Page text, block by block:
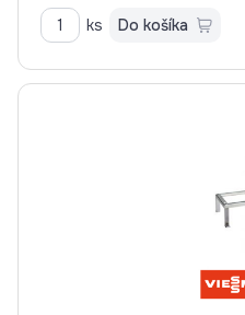
ks Do košíka